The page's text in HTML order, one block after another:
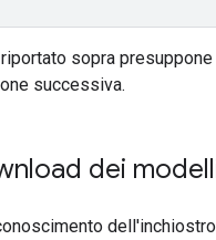
sopra
successiva.
dei